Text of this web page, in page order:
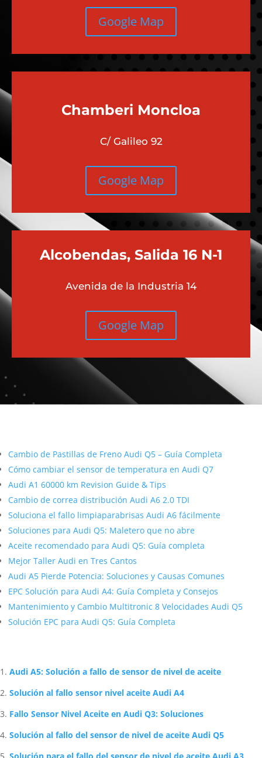
Google Map
Chamberi Moncloa
C/ Galileo 92
Google Map
Alcobendas, Salida 16 N-1
Avenida de la Industria 14
Google Map
Cambio de Pastillas de Freno Audi Q5 – Guía Completa
Cómo cambiar el sensor de temperatura en Audi Q7
Audi A1 60000 km Revision Guide & Tips
Cambio de correa distribución Audi A6 2.0 TDI
Soluciona el fallo limpiaparabrisas Audi A6 fácilmente
Soluciones para Audi Q5: Maletero que no abre
Aceite recomendado para Audi Q5: Guía completa
Mejor Taller Audi en Tres Cantos
Audi A5 Pierde Potencia: Soluciones y Causas Comunes
EPC Solución para Audi A4: Guía Completa y Consejos
Mantenimiento y Cambio Multitronic 8 Velocidades Audi Q5
Solución EPC para Audi Q5: Guía Completa
Audi A5: Solución a fallo de sensor de nivel de aceite
Solución al fallo sensor nivel aceite Audi A4
Fallo Sensor Nivel Aceite en Audi Q3: Soluciones
Solución al fallo del sensor de nivel de aceite Audi Q5